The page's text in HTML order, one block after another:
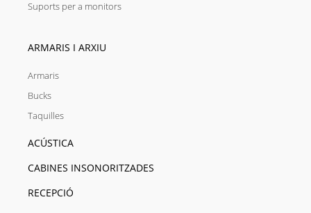
Suports per a monitors
ARMARIS I ARXIU
Armaris
Bucks
Taquilles
ACÚSTICA
CABINES INSONORITZADES
RECEPCIÓ